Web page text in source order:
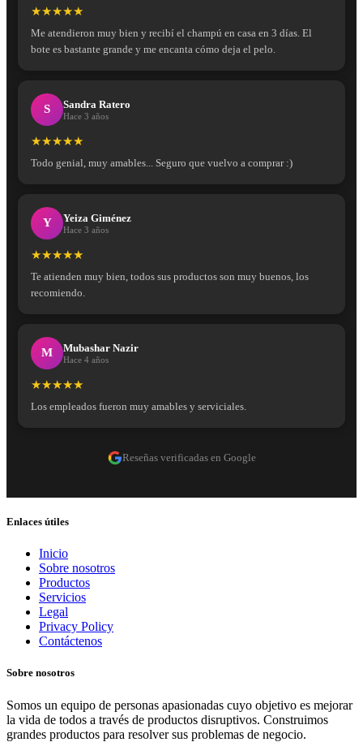
★★★★★
Me atendieron muy bien y recibí el champú en casa en 3 días. El
bote es bastante grande y me encanta cómo deja el pelo.
S Sandra Ratero
Hace 3 años
★★★★★
Todo genial, muy amables... Seguro que vuelvo a comprar :)
Y Yeiza Giménez
Hace 3 años
★★★★★
Te atienden muy bien, todos sus productos son muy buenos, los
recomiendo.
M Mubashar Nazir
Hace 4 años
★★★★★
Los empleados fueron muy amables y serviciales.
Reseñas verificadas en Google
Enlaces útiles
Inicio
Sobre nosotros
Productos
Servicios
Legal
Privacy Policy
Contáctenos
Sobre nosotros
Somos un equipo de personas apasionadas cuyo objetivo es mejorar
la vida de todos a través de productos disruptivos. Construimos
grandes productos para resolver sus problemas de negocio.